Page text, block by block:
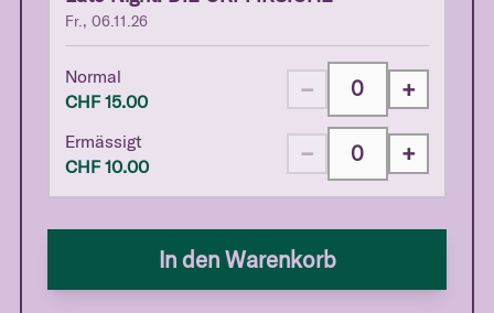
Fr., 06.11.26
Normal
CHF15.00 − +
Ermässigt
CHF10.00 − +
In den Warenkorb